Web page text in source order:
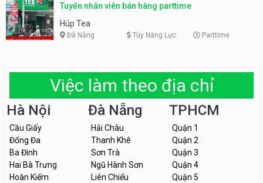
Tuyển nhân viên bán hàng parttime
Húp Tea
Đà Nẵng Tùy Năng Lực Parttime
Việc làm theo địa chỉ
Hà Nội
Cầu Giấy
Đống Đa
Ba Đình
Hai Bà Trưng
Hoàn Kiếm
Đà Nẵng
Hải Châu
Thanh Khê
Sơn Trà
Ngũ Hành Sơn
Liên Chiểu
TPHCM
Quận 1
Quận 2
Quận 3
Quận 4
Quận 5